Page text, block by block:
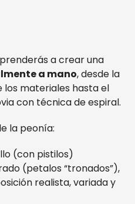
a crear una
a mano, desde la
materiales hasta el
con técnica de espiral.
la peonía:
(con pistilos)
(petalos “tronados”),
realista, variada y